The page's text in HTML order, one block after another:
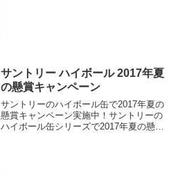
サントリー ハイボール 2017年夏
の懸賞キャンペーン
サントリーのハイボール缶で2017年夏の
懸賞キャンペーン実施中！サントリーの
ハイボール缶シリーズで2017年夏の懸賞